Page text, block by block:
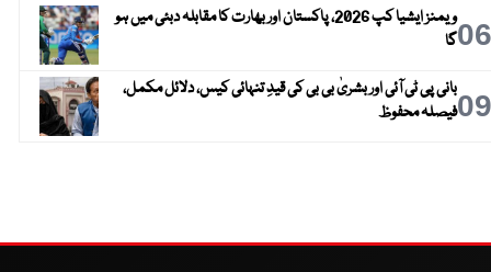
06
ویمنز ایشیا کپ 2026، پاکستان اور بھارت کا مقابلہ دبئی میں ہو
گا
09بانی پی ٹی آئی اور بشریٰ بی بی کی قیدِ تنہائی کیس، دلائل مکمل،
فیصلہ محفوظ